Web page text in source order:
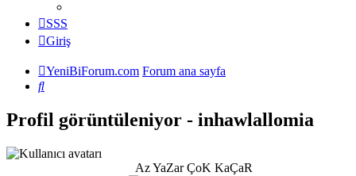
SSS
Giriş
YeniBiForum.com Forum ana sayfa
Ara
Profil görüntüleniyor - inhawlallomia
Az YaZar ÇoK KaÇaR